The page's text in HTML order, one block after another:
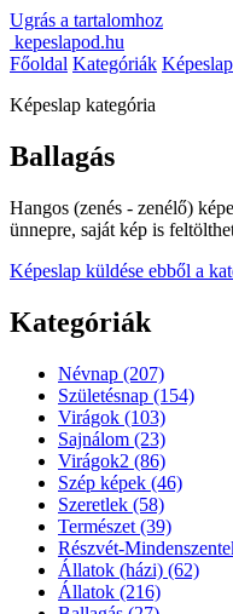
Ugrás a tartalomhoz
kepeslapod.hu
Főoldal Kategóriák
Képeslap kategória
Ballagás
Hangos (zenés - zenélő)
ünnepre, saját kép is
Képeslap küldése ebből a
Kategóriák
Névnap (207)
Születésnap (154)
Virágok (103)
Sajnálom (23)
Virágok2 (86)
Szép képek (46)
Szeretlek (58)
Természet (39)
Részvét-
Állatok (házi) (62)
Állatok (216)